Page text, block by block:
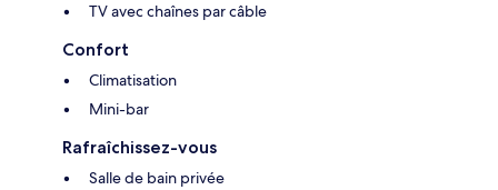
TV avec chaînes par câble
Confort
Climatisation
Mini-bar
Rafraîchissez-vous
Salle de bain privée